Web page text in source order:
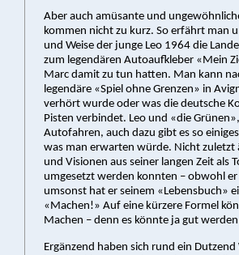
Aber auch amüsante und
kommen nicht zu kurz. So erfährt man
und Weise der junge Leo 1964 die
zum legendären Autoaufkleber «Mein
Marc damit zu tun hatten. Man kann
legendäre «Spiel ohne Grenzen» in
verhört wurde oder was die deutsche
Pisten verbindet. Leo und «die
Autofahren, auch dazu gibt es so
was man erwarten würde. Nicht zuletzt
und Visionen aus seiner langen Zeit als
umgesetzt werden konnten – obwohl
umsonst hat er seinem «Lebensbuch»
«Machen!» Auf eine kürzere Formel
Machen – denn es könnte ja gut
Ergänzend haben sich rund ein